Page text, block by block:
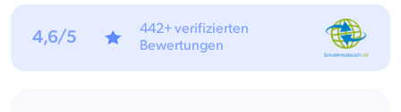
4,6/5
442+ verifizierten
Bewertungen